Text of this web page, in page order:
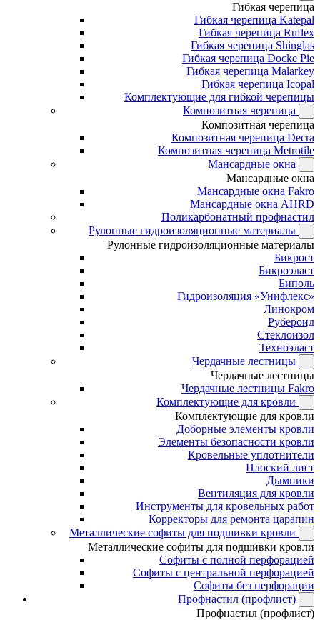
Гибкая черепица
Гибкая черепица Katepal
Гибкая черепица Ruflex
Гибкая черепица Shinglas
Гибкая черепица Docke Pie
Гибкая черепица Malarkey
Гибкая черепица Icopal
Комплектующие для гибкой черепицы
Композитная черепица
Композитная черепица
Композитная черепица Decra
Композитная черепица Metrotile
Мансардные окна
Мансардные окна
Мансардные окна Fakro
Мансардные окна AHRD
Поликарбонатный профнастил
Рулонные гидроизоляционные материалы
Рулонные гидроизоляционные материалы
Бикрост
Бикроэласт
Биполь
Гидроизоляция «Унифлекс»
Линокром
Рубероид
Стеклоизол
Техноэласт
Чердачные лестницы
Чердачные лестницы
Чердачные лестницы Fakro
Комплектующие для кровли
Комплектующие для кровли
Доборные элементы кровли
Элементы безопасности кровли
Кровельные уплотнители
Плоский лист
Дымники
Вентиляция для кровли
Инструменты для кровельных работ
Корректоры для ремонта царапин
Металлические софиты для подшивки кровли
Металлические софиты для подшивки кровли
Софиты с полной перфорацией
Софиты с центральной перфорацией
Софиты без перфорации
Профнастил (профлист)
Профнастил (профлист)